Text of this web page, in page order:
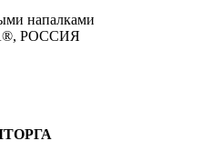
напалками
РОССИЯ